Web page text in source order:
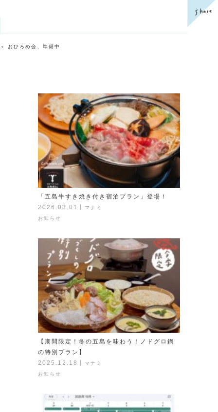
＜ おひろめ会、準備中
「五島牛すき焼き付き宿泊プラン」登場！
2026.03.01
マナミ
お知らせ
【期間限定！冬の五島を味わう！ノドグロ鍋
の特別プラン】
2025.12.18
マナミ
お知らせ